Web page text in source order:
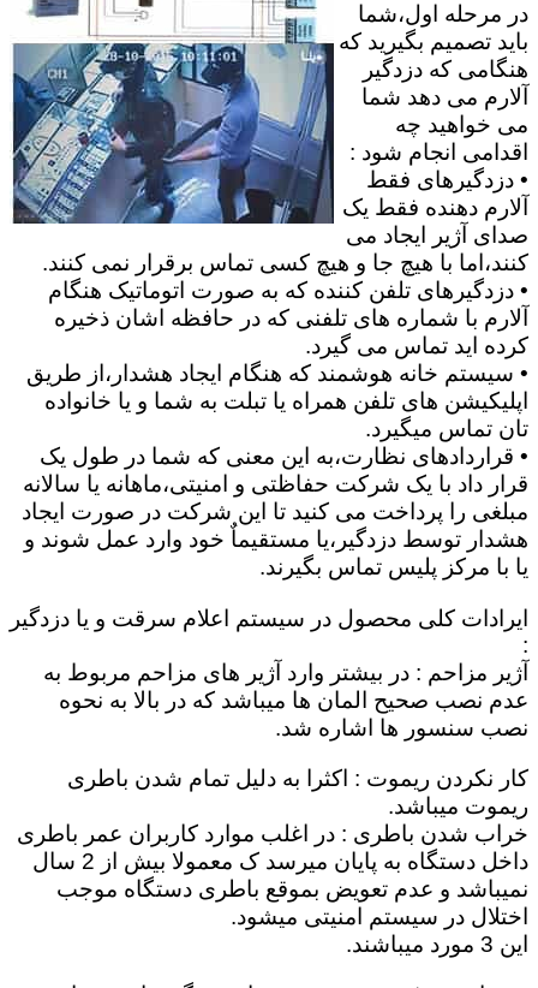
در مرحله اول،شما
باید تصمیم بگیرید که
هنگامی که دزدگیر
آلارم می دهد شما
می خواهید چه
اقدامی انجام شود :
• دزدگیرهای فقط
آلارم دهنده فقط یک
صدای آژیر ایجاد می
کنند،اما با هیچ جا و هیچ کسی تماس برقرار نمی کنند.
• دزدگیرهای تلفن کننده که به صورت اتوماتیک هنگام
آلارم با شماره های تلفنی که در حافظه اشان ذخیره
کرده اید تماس می گیرد.
• سیستم خانه هوشمند که هنگام ایجاد هشدار،از طریق
اپلیکیشن های تلفن همراه یا تبلت به شما و یا خانواده
تان تماس میگیرد.
• قراردادهای نظارت،به این معنی که شما در طول یک
قرار داد با یک شرکت حفاظتی و امنیتی،ماهانه یا سالانه
مبلغی را پرداخت می کنید تا این شرکت در صورت ایجاد
هشدار توسط دزدگیر،یا مستقیماٌ خود وارد عمل شوند و
یا با مرکز پلیس تماس بگیرند.
ایرادات کلی محصول در سیستم اعلام سرقت و یا دزدگیر
:
آژیر مزاحم : در بیشتر وارد آژیر های مزاحم مربوط به
عدم نصب صحیح المان ها میباشد که در بالا به نحوه
نصب سنسور ها اشاره شد.
کار نکردن ریموت : اکثرا به دلیل تمام شدن باطری
ریموت میباشد.
خراب شدن باطری : در اغلب موارد کاربران عمر باطری
داخل دستگاه به پایان میرسد ک معمولا بیش از 2 سال
نمیباشد و عدم تعویض بموقع باطری دستگاه موجب
اختلال در سیستم امنیتی میشود.
این 3 مورد میباشند.